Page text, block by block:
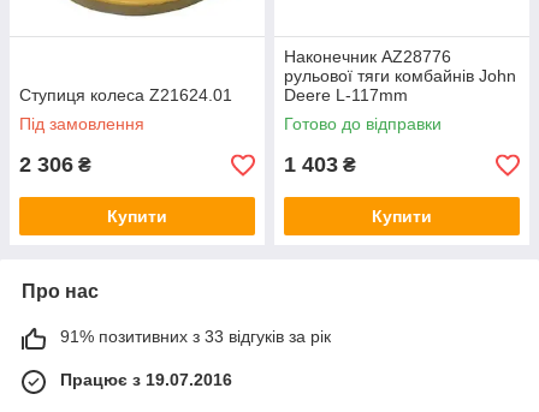
Ступиця колеса Z21624.01
Під замовлення
2 306 ₴
Купити
Наконечник AZ28776
рульової тяги комбайнів John
Deere L-117mm
Готово до відправки
1 403 ₴
Купити
Про нас
91% позитивних з 33 відгуків за рік
Працює з 19.07.2016